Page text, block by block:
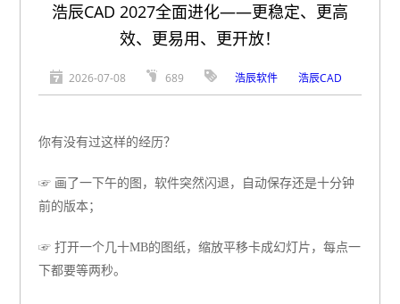
浩辰CAD 2027全面进化——更稳定、更高
效、更易用、更开放！
2026-07-08 689 浩辰软件 浩辰CAD
你有没有过这样的经历？
☞ 画了一下午的图，软件突然闪退，自动保存还是十分钟
前的版本；
☞ 打开一个几十MB的图纸，缩放平移卡成幻灯片，每点一
下都要等两秒。